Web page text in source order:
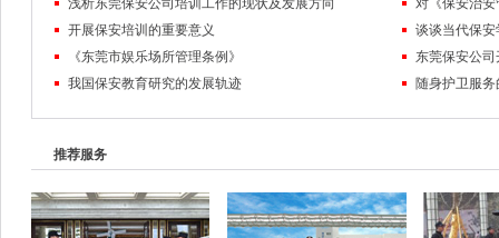
浅析东莞保安公司培训工作的现状及发展方向
对《保安治
开展保安培训的重要意义
谈谈当代保
《东莞市娱乐场所管理条例》
东莞保安公
我国保安教育研究的发展轨迹
随身护卫服
推荐服务